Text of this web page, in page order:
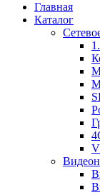
Главная
Каталог